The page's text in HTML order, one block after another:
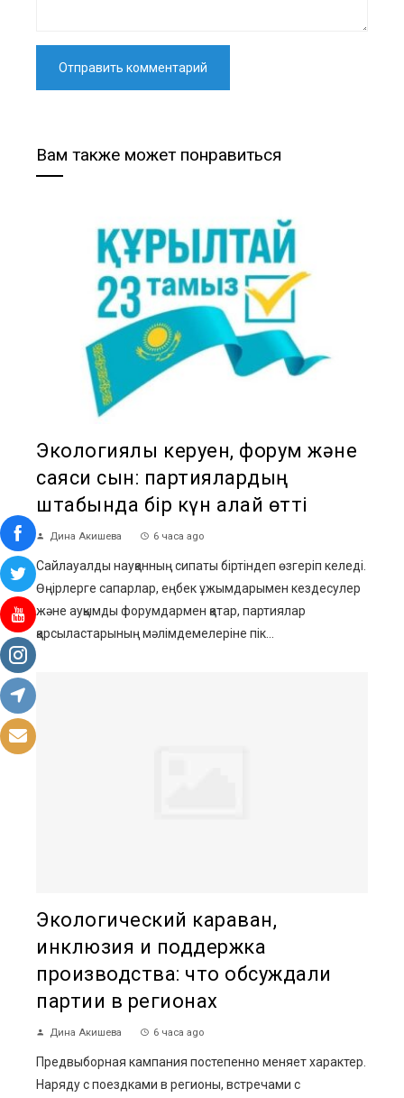
Вам также может понравиться
Экологиялық керуен, форум және
саяси сын: партиялардың
штабында бір күн қалай өтті
Дина Акишева 6 часа ago
Сайлауалды науқанның сипаты біртіндеп өзгеріп келеді.
Өңірлерге сапарлар, еңбек ұжымдарымен кездесулер
және ауқымды форумдармен қатар, партиялар
қарсыластарының мәлімдемелеріне пік...
Экологический караван,
инклюзия и поддержка
производства: что обсуждали
партии в регионах
Дина Акишева 6 часа ago
Предвыборная кампания постепенно меняет характер.
Наряду с поездками в регионы, встречами с